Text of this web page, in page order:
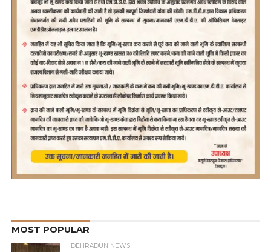
MOST POPULAR
DEHRADUN NEWS